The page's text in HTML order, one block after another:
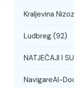
Kraljevina
Ludbreg (92)
NATJEČAJI I
NavigareAI-